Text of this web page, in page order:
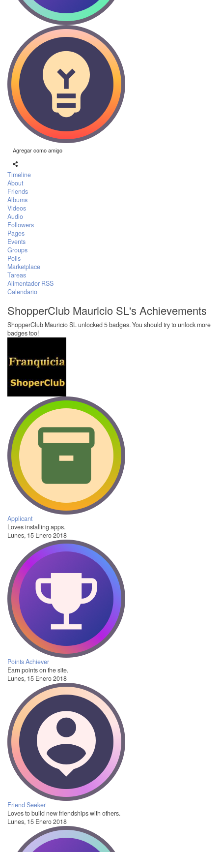
Agregar como amigo
Timeline
About
Friends
Albums
Videos
Audio
Followers
Pages
Events
Groups
Polls
Marketplace
Tareas
Alimentador RSS
Calendario
ShopperClub Mauricio SL's Achievements
ShopperClub Mauricio SL unlocked 5 badges. You should try to unlock more
badges too!
Applicant
Loves installing apps.
Lunes, 15 Enero 2018
Points Achiever
Earn points on the site.
Lunes, 15 Enero 2018
Friend Seeker
Loves to build new friendships with others.
Lunes, 15 Enero 2018